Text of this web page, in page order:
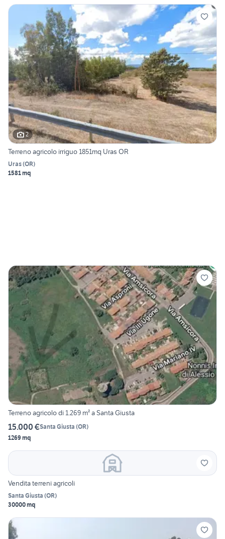
2
Terreno agricolo irriguo 1851mq Uras OR
Uras(OR)
1581 mq
Terreno agricolo di 1.269 m² a Santa Giusta
15.000 €Santa Giusta (OR)
1269 mq
Vendita terreni agricoli
Santa Giusta (OR)
30000 mq